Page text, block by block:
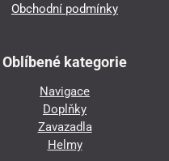
Obchodní podmínky
Oblíbené kategorie
Navigace
Doplňky
Zavazadla
Helmy